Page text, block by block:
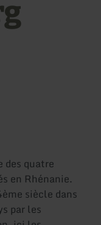
des quatre
en Rhénanie.
siècle dans
par les